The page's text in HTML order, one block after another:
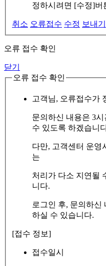
정하시려면 [수정]버
취소 오류접수 수정 보내기
오류 접수 확인
닫기
오류 접수 확인
고객님, 오류접수가
문의하신 내용은 3
수 있도록 하겠습니
다만, 고객센터 운영
는
처리가 다소 지연될
니다.
로그인 후, 문의하신
하실 수 있습니다.
[접수 정보]
접수일시